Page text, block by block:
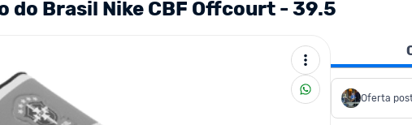
do Brasil Nike CBF Offcourt - 39.5
Oferta